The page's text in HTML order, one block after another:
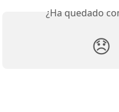
¿Ha quedado
😞